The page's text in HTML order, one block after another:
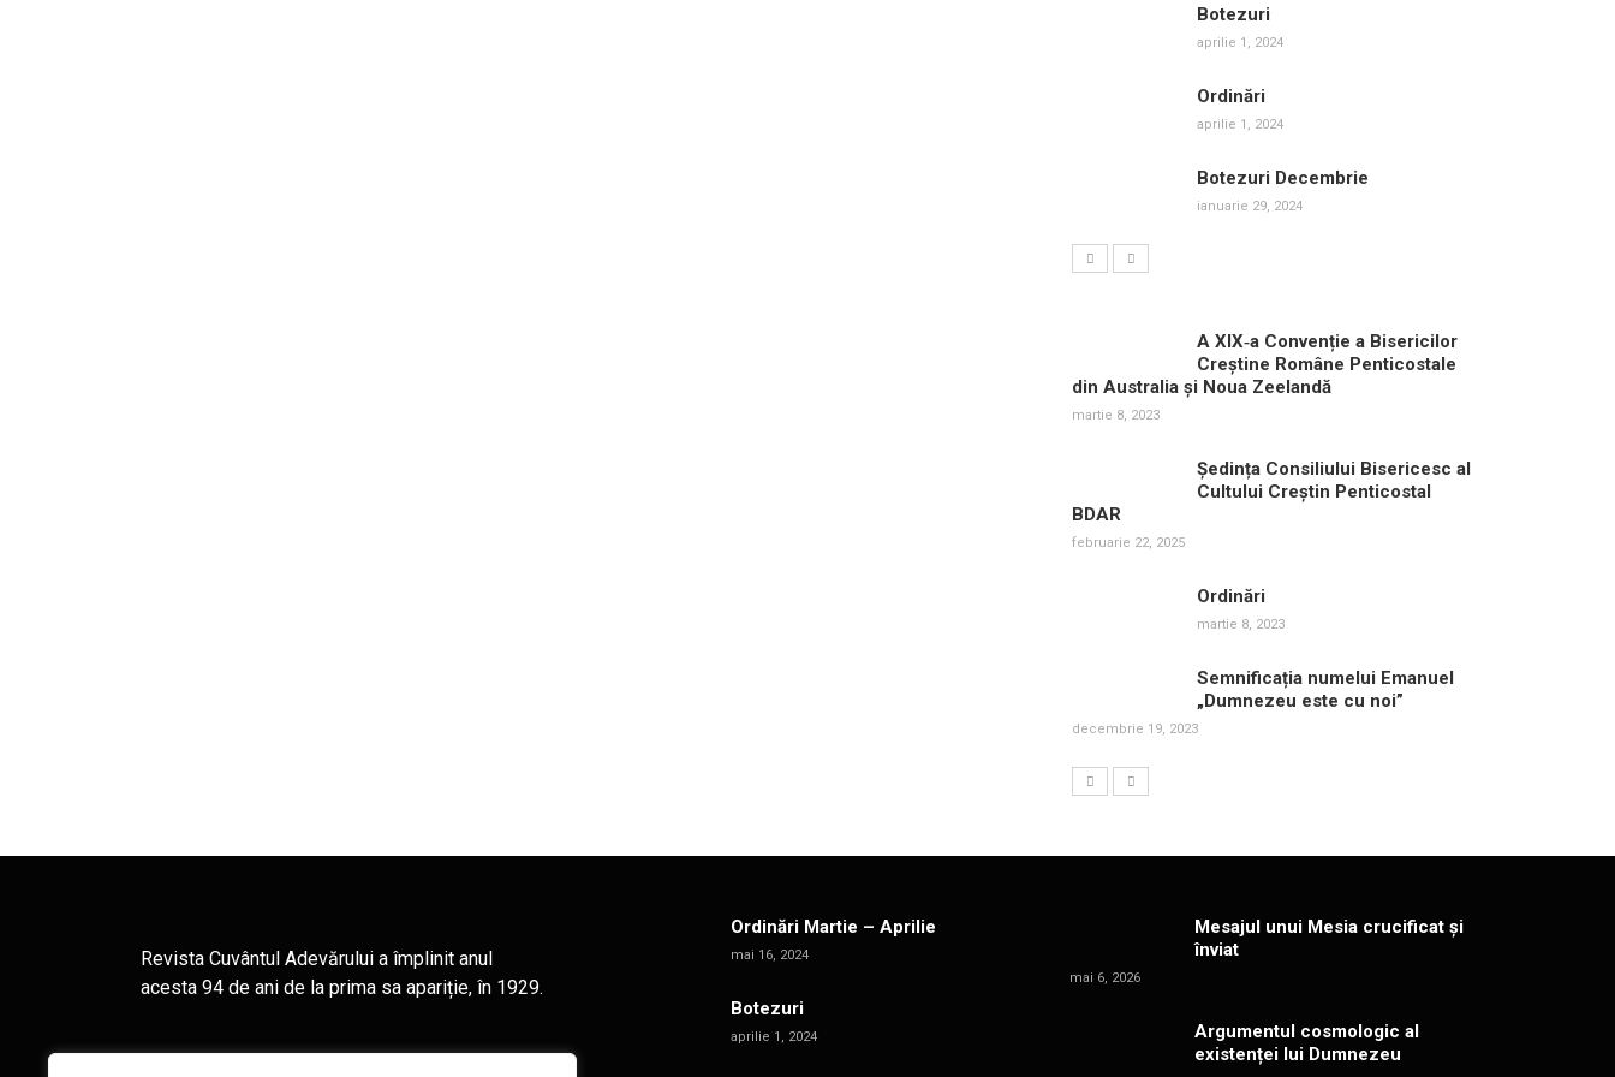
Botezuri
aprilie 1, 2024
Ordinări
aprilie 1, 2024
Botezuri Decembrie
ianuarie 29, 2024
A XIX‑a Convenție a Bisericilor
Creștine Române Penticostale
din Australia și Noua Zeelandă
martie 8, 2023
Ședința Consiliului Bisericesc al
Cultului Creștin Penticostal
BDAR
februarie 22, 2025
Ordinări
martie 8, 2023
Semnificația numelui Emanuel
„Dumnezeu este cu noi”
decembrie 19, 2023
Revista Cuvântul Adevărului a împlinit anul
acesta 94 de ani de la prima sa apariție, în 1929.
Ordinări Martie – Aprilie
mai 16, 2024
Botezuri
aprilie 1, 2024
Mesajul unui Mesia crucificat și
înviat
mai 6, 2026
Argumentul cosmologic al
existenței lui Dumnezeu